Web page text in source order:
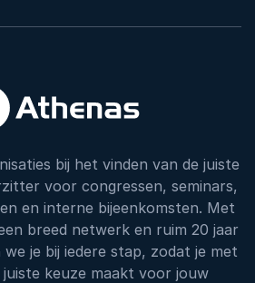
bij het vinden van de juiste
voor congressen, seminars,
en interne bijeenkomsten. Met
breed netwerk en ruim 20 jaar
we je bij iedere stap, zodat je met
keuze maakt voor jouw